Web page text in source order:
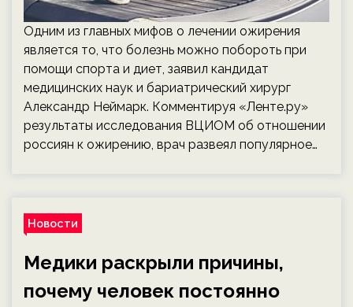
Одним из главных мифов о лечении ожирения
является то, что болезнь можно побороть при
помощи спорта и диет, заявил кандидат
медицинских наук и бариатрический хирург
Александр Неймарк. Комментируя «Ленте.ру»
результаты исследования ВЦИОМ об отношении
россиян к ожирению, врач развеял популярное…
Новости
Медики раскрыли причины,
почему человек постоянно